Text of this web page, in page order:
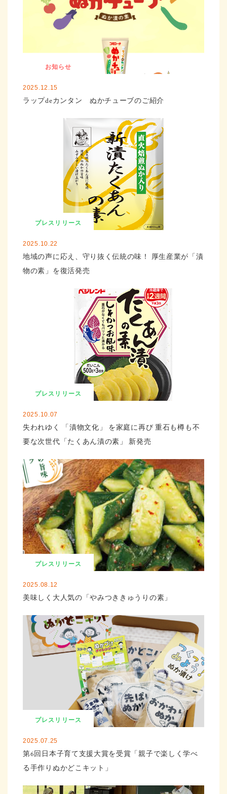
お知らせ
2025.12.15
ラップdeカンタン ぬかチューブのご紹介
プレスリリース
2025.10.22
地域の声に応え、守り抜く伝統の味！ 厚生産業が「漬
物の素」を復活発売
プレスリリース
2025.10.07
失われゆく 「漬物文化」 を家庭に再び 重石も樽も不
要な次世代「たくあん漬の素」 新発売
プレスリリース
2025.08.12
美味しく大人気の「やみつききゅうりの素」
プレスリリース
2025.07.25
第6回日本子育て支援大賞を受賞「親子で楽しく学べ
る手作りぬかどこキット」